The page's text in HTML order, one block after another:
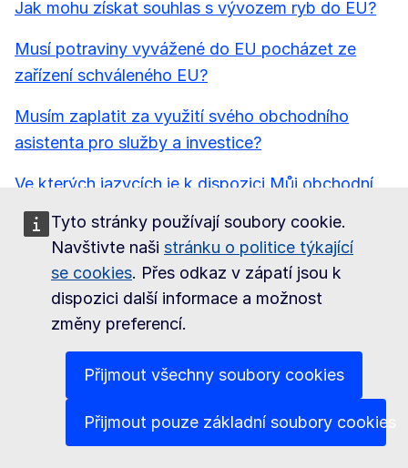
Tyto stránky používají soubory cookie.
Navštivte naši stránku o politice týkající
se cookies. Přes odkaz v zápatí jsou k
dispozici další informace a možnost
změny preferencí.
Přijmout všechny soubory cookies
Přijmout pouze základní soubory cookies
Jak mohu získat souhlas s vývozem ryb do EU?
Musí potraviny vyvážené do EU pocházet ze
zařízení schváleného EU?
Musím zaplatit za využití svého obchodního
asistenta pro služby a investice?
Ve kterých jazycích je k dispozici Můj obchodní
asistent pro služby a investice?
Shledali jste tuto stránku užitečnou? Ano
Access2Markets
Tyto stránky spravuje:
Generální ředitelství pro obchod a hospodářskou
bezpečnost